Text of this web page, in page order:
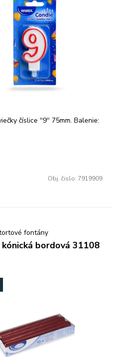
číslice ''9'' 75mm. Balenie:
Obj. čislo: 7919909
fontány
kónická bordová 31108